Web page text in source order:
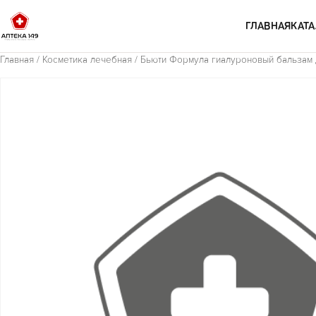
ГЛАВНАЯ
Главная / Косметика лечебная / Бьюти Формула гиалуроновый бальзам